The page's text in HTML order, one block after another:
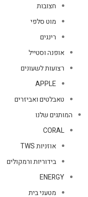
חצובות
מוט סלפי
רינגים
אופנה וסטייל
רצועות לשעונים
APPLE
טאבלטים ואביזרים
המותגים שלנו
CORAL
אוזניות TWS
בידוריות ורמקולים
ENERGY
מטעני בית